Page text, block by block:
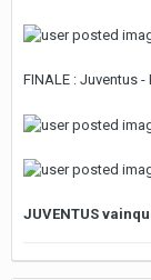
FINALE : Juventus
JUVENTUS